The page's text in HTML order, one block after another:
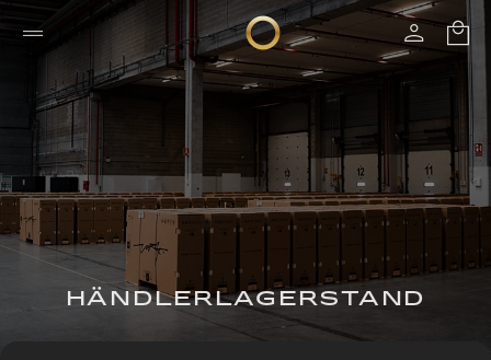
HÄNDLERLAGERSTAND